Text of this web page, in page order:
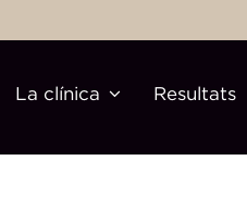
La clínica Resultats